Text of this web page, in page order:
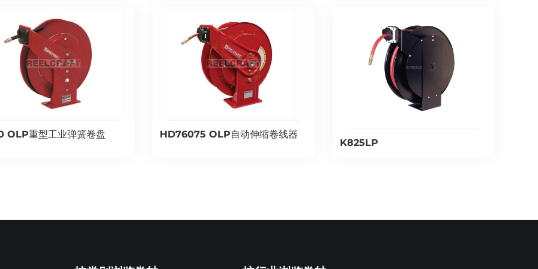
OLP重型工业弹簧卷盘 HD76075 OLP自动伸缩卷线器
K825LP